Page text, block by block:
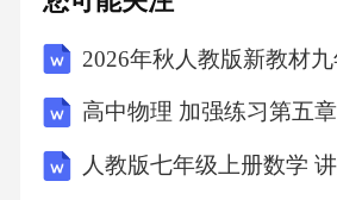
发病可能存在的风险因素。2.
置过程中应采取哪些主要措施
展肺结核预防控制健康教育，
性研究主要描述疾病或健康状